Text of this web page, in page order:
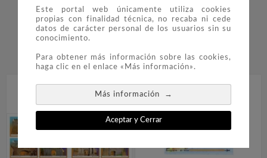
Este portal web únicamente utiliza cookies
propias con finalidad técnica, no recaba ni cede
datos de carácter personal de los usuarios sin su
conocimiento.
Para obtener más información sobre las cookies,
haga clic en el enlace «Más información».
Más información →
Aceptar y Cerrar
ESTE PRODUCTO TAMBIÉN
COMPRARON:
 